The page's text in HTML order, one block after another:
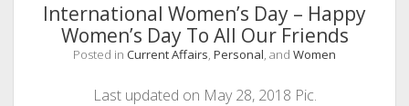
International Women’s Day – Happy
Women’s Day To All Our Friends
Posted in Current Affairs, Personal, and Women
Last updated on May 28, 2018 Pic.